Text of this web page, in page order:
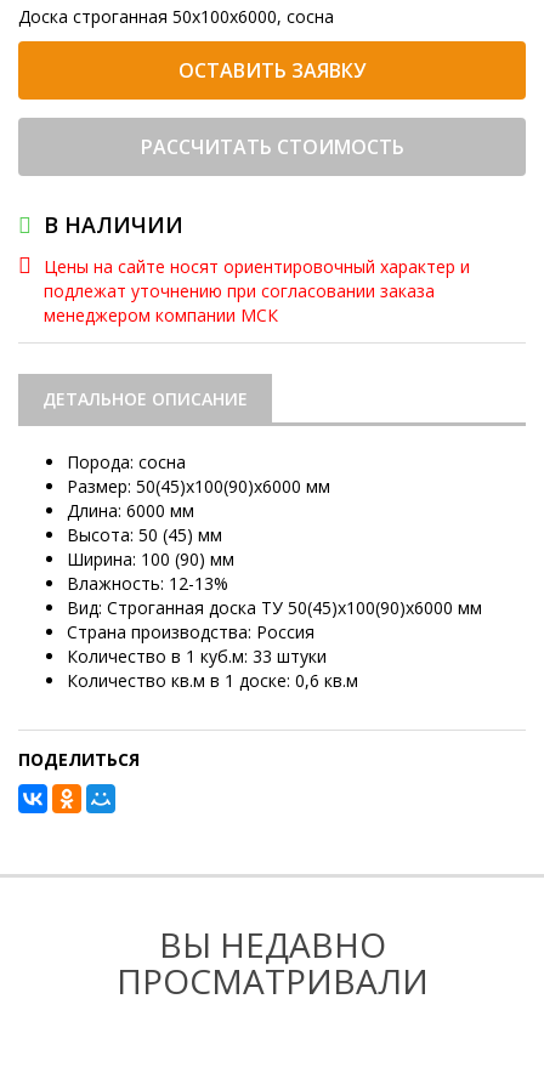
Доска строганная 50х100х6000, сосна
ОСТАВИТЬ ЗАЯВКУ
РАССЧИТАТЬ СТОИМОСТЬ
В НАЛИЧИИ
Цены на сайте носят ориентировочный характер и
подлежат уточнению при согласовании заказа
менеджером компании МСК
ДЕТАЛЬНОЕ ОПИСАНИЕ
Порода: сосна
Размер: 50(45)х100(90)х6000 мм
Длина: 6000 мм
Высота: 50 (45) мм
Ширина: 100 (90) мм
Влажность: 12-13%
Вид: Строганная доска ТУ 50(45)х100(90)х6000 мм
Страна производства: Россия
Количество в 1 куб.м: 33 штуки
Количество кв.м в 1 доске: 0,6 кв.м
ПОДЕЛИТЬСЯ
ВЫ НЕДАВНО
ПРОСМАТРИВАЛИ